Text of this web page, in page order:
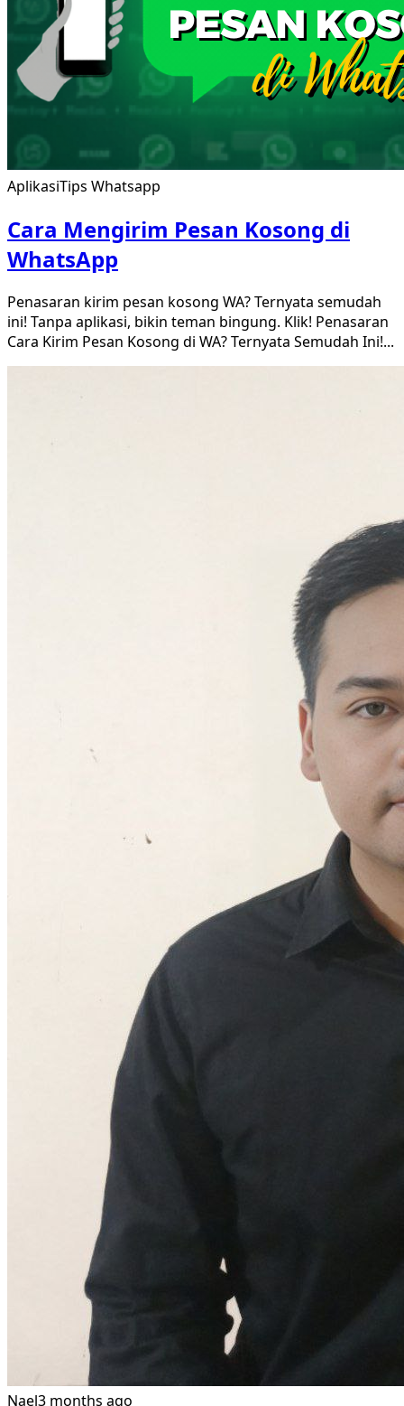
AplikasiTips Whatsapp
Cara Mengirim Pesan Kosong di
WhatsApp
Penasaran kirim pesan kosong WA? Ternyata semudah
ini! Tanpa aplikasi, bikin teman bingung. Klik! Penasaran
Cara Kirim Pesan Kosong di WA? Ternyata Semudah Ini!...
Nael3 months ago